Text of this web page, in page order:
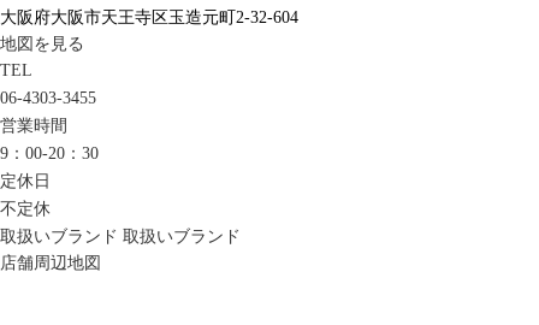
大阪府大阪市天王寺区玉造元町2-32-604
地図を見る
TEL
06-4303-3455
営業時間
9：00-20：30
定休日
不定休
取扱いブランド 取扱いブランド
店舗周辺地図